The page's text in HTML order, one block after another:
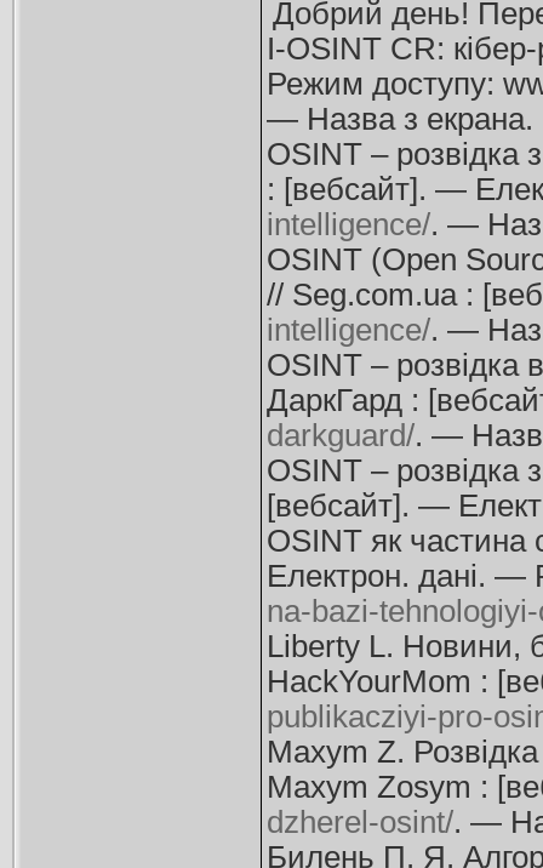
Добрий день!
I-OSINT CR:
Режим доступу:
— Назва з екрана.
OSINT – розвідка
: [вебсайт]. —
intelligence/. —
OSINT (Open
// Seg.com.ua :
intelligence/. —
OSINT – розвідка
ДаркГард :
darkguard/. —
OSINT – розвідка
[вебсайт]. —
OSINT як частина
Електрон. дані.
na-bazi-
Liberty L. Новини,
HackYourMom :
publikacziyi-pro-
Maxym Z.
Maxym Zosуm :
dzherel-osint/. —
Билень П. Я.